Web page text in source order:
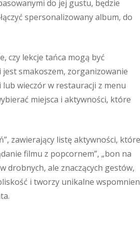
do jej gustu, będzie
spersonalizowany album, do
czy lekcje tańca mogą być
smakoszem, zorganizowanie
wieczór w restauracji z menu
miejsca i aktywności, które
zawierający listę aktywności, które
filmu z popcornem”, „bon na
drobnych, ale znaczących gestów,
i tworzy unikalne